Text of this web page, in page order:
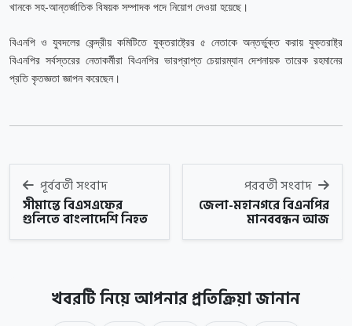
খানকে সহ-আন্তর্জাতিক বিষয়ক সম্পাদক পদে নিয়োগ দেওয়া হয়েছে।
বিএনপি ও যুবদলের কেন্দ্রীয় কমিটিতে যুক্তরাষ্ট্রের ৫ নেতাকে অন্তর্ভুক্ত করায় যুক্তরাষ্ট্র
বিএনপির সর্বস্তরের নেতাকর্মীরা বিএনপির ভারপ্রাপ্ত চেয়ারম্যান দেশনায়ক তারেক রহমানের
প্রতি কৃতজ্ঞতা জ্ঞাপন করেছেন।
পূর্ববর্তী সংবাদ
সীমান্তে বিএসএফের
গুলিতে বাংলাদেশি নিহত
পরবর্তী সংবাদ
জেলা-মহানগরে বিএনপির
মানববন্ধন আজ
খবরটি নিয়ে আপনার প্রতিক্রিয়া জানান